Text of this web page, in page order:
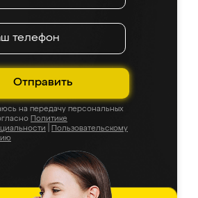
Отправить
на передачу персональных
Политике
Пользовательскому